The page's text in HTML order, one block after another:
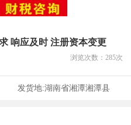
响应及时 注册资本变更
浏览次数： 285次
发货地:湖南省湘潭湘潭县